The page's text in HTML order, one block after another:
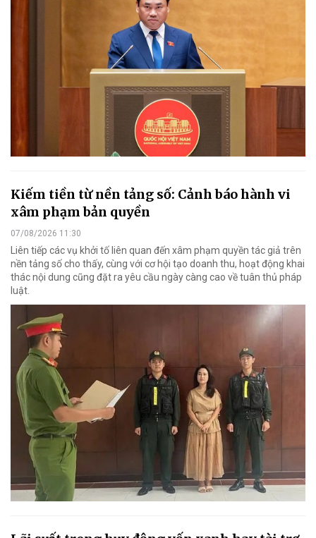
Kiếm tiền từ nền tảng số: Cảnh báo hành vi
xâm phạm bản quyền
07/08/2026 11:30
Liên tiếp các vụ khởi tố liên quan đến xâm phạm quyền tác giả trên
nền tảng số cho thấy, cùng với cơ hội tạo doanh thu, hoạt động khai
thác nội dung cũng đặt ra yêu cầu ngày càng cao về tuân thủ pháp
luật.